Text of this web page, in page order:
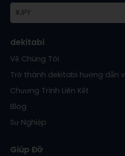
¥JPY
dekitabi
Về Chúng Tôi
Trở thành dekitabi hướng dẫn
Chương Trình Liên Kết
Blog
Sự Nghiệp
Giúp Đỡ